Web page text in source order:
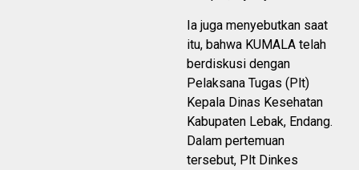
Ia juga menyebutkan saat
itu, bahwa KUMALA telah
berdiskusi dengan
Pelaksana Tugas (Plt)
Kepala Dinas Kesehatan
Kabupaten Lebak, Endang.
Dalam pertemuan
tersebut, Plt Dinkes